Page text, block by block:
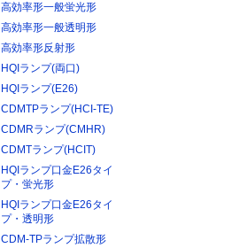
高効率形一般蛍光形
高効率形一般透明形
高効率形反射形
HQIランプ(両口)
HQIランプ(E26)
CDMTPランプ(HCI-TE)
CDMRランプ(CMHR)
CDMTランプ(HCIT)
HQIランプ口金E26タイ
プ・蛍光形
HQIランプ口金E26タイ
プ・透明形
CDM-TPランプ拡散形